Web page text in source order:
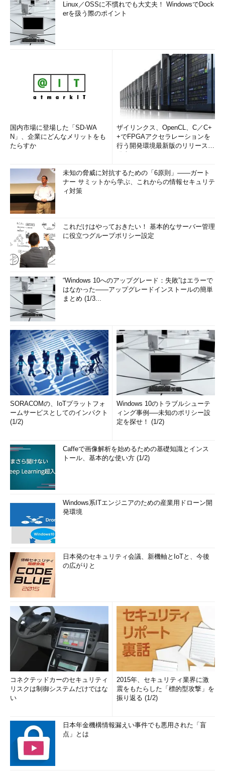
Linux／OSSに不慣れでも大丈夫！ WindowsでDock
erを扱う際のポイント
国内市場に登場した「SD-WA
N」、企業にどんなメリットをも
たらすか
ザイリンクス、OpenCL、C／C+
+でFPGAアクセラレーションを
行う開発環境最新版のリリースを
未知の脅威に対抗するための「6原則」――ガート
ナー サミットから学ぶ、これからの情報セキュリテ
ィ対策
これだけはやっておきたい！ 基本的なサーバー管理
に役立つグループポリシー設定
“Windows 10へのアップグレード：失敗”はエラーで
はなかった――アップグレードインストールの簡単
まとめ (1/3...
SORACOMの、IoTプラットフォ
ームサービスとしてのインパクト
(1/2)
Windows 10のトラブルシューテ
ィング事例──未知のポリシー設
定を探せ！ (1/2)
Caffeで画像解析を始めるための基礎知識とインス
トール、基本的な使い方 (1/2)
Windows系ITエンジニアのための産業用ドローン開
発環境
日本発のセキュリティ会議、新機軸とIoTと、今後
の広がりと
コネクテッドカーのセキュリティ
リスクは制御システムだけではな
い
2015年、セキュリティ業界に激
震をもたらした「標的型攻撃」を
振り返る (1/2)
日本年金機構情報漏えい事件でも悪用された「盲
点」とは